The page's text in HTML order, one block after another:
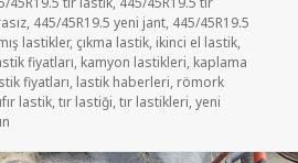
, 445/45R19.5 yeni jant, 445/45R19.5
lastikler, çıkma lastik, ikinci el lastik,
fiyatları, kamyon lastikleri, kaplama
fiyatları, lastik haberleri, römork
lastik,tır lastiği,tır lastikleri,yeni
TIR LASTİKLERİ için